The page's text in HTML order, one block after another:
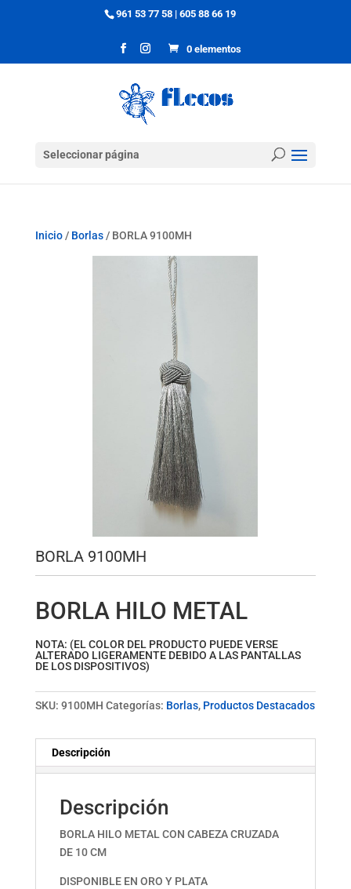
961 53 77 58 |605 88 66 19
0 elementos
Seleccionar página
Inicio/ Borlas/ BORLA 9100MH
BORLA 9100MH
BORLA HILO METAL
NOTA: (EL COLOR DEL PRODUCTO PUEDE VERSE
ALTERADO LIGERAMENTE DEBIDO A LAS PANTALLAS
DE LOS DISPOSITIVOS)
SKU: 9100MH Categorías: Borlas, Productos Destacados
Descripción
Descripción
BORLA HILO METAL CON CABEZA CRUZADA
DE 10 CM
DISPONIBLE EN ORO Y PLATA